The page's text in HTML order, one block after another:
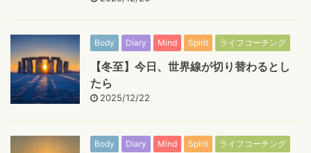
Body Diary Mind Spirit ライフコーチング
【冬至】今日、世界線が切り替わるとし
たら
2025/12/22
Body Diary Mind Spirit ライフコーチング